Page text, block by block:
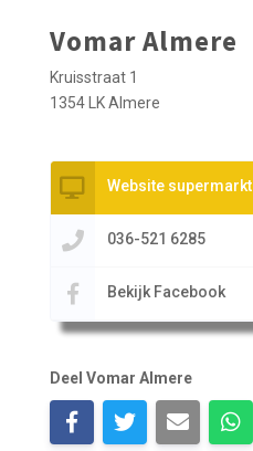
Vomar Almere
Kruisstraat 1
1354 LK Almere
Website supermarkt
036-521 6285
Bekijk Facebook
Deel Vomar Almere